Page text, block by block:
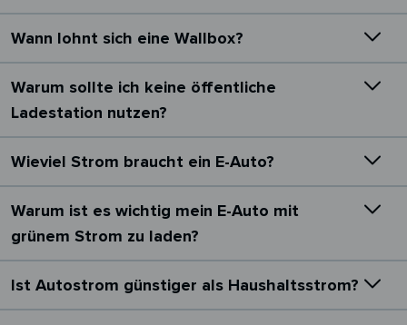
Wann lohnt sich eine Wallbox?
Warum sollte ich keine öffentliche
Ladestation nutzen?
Wieviel Strom braucht ein E-Auto?
Warum ist es wichtig mein E-Auto mit
grünem Strom zu laden?
Ist Autostrom günstiger als Haushaltsstrom?